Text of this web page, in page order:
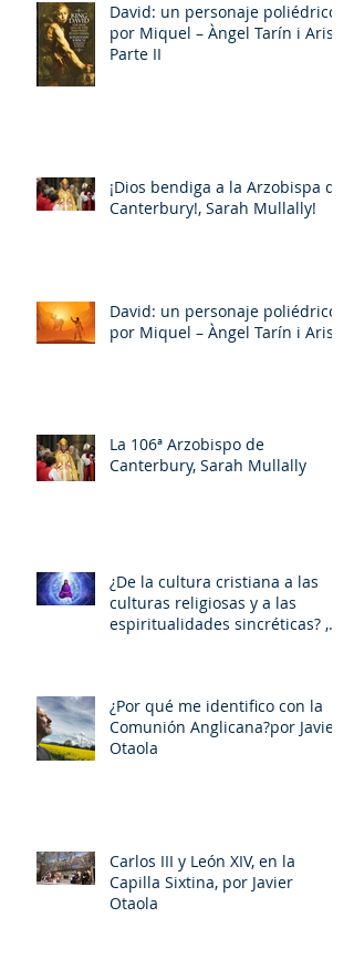
David: un personaje poliédrico,
por Miquel – Àngel Tarín i Arisó
Parte II
¡Dios bendiga a la Arzobispa de
Canterbury!, Sarah Mullally!
David: un personaje poliédrico,
por Miquel – Àngel Tarín i Arisó
La 106ª Arzobispo de
Canterbury, Sarah Mullally
¿De la cultura cristiana a las
culturas religiosas y a las
espiritualidades sincréticas? ,
¿Por qué me identifico con la
Comunión Anglicana?por Javier
Otaola
Carlos III y León XIV, en la
Capilla Sixtina, por Javier
Otaola